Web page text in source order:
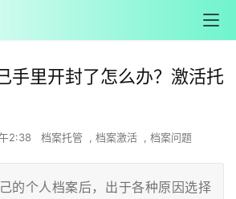
手里开封了怎么办？激活托
2:38 档案托管 , 档案激活 , 档案问题
的个人档案后，出于各种原因选择